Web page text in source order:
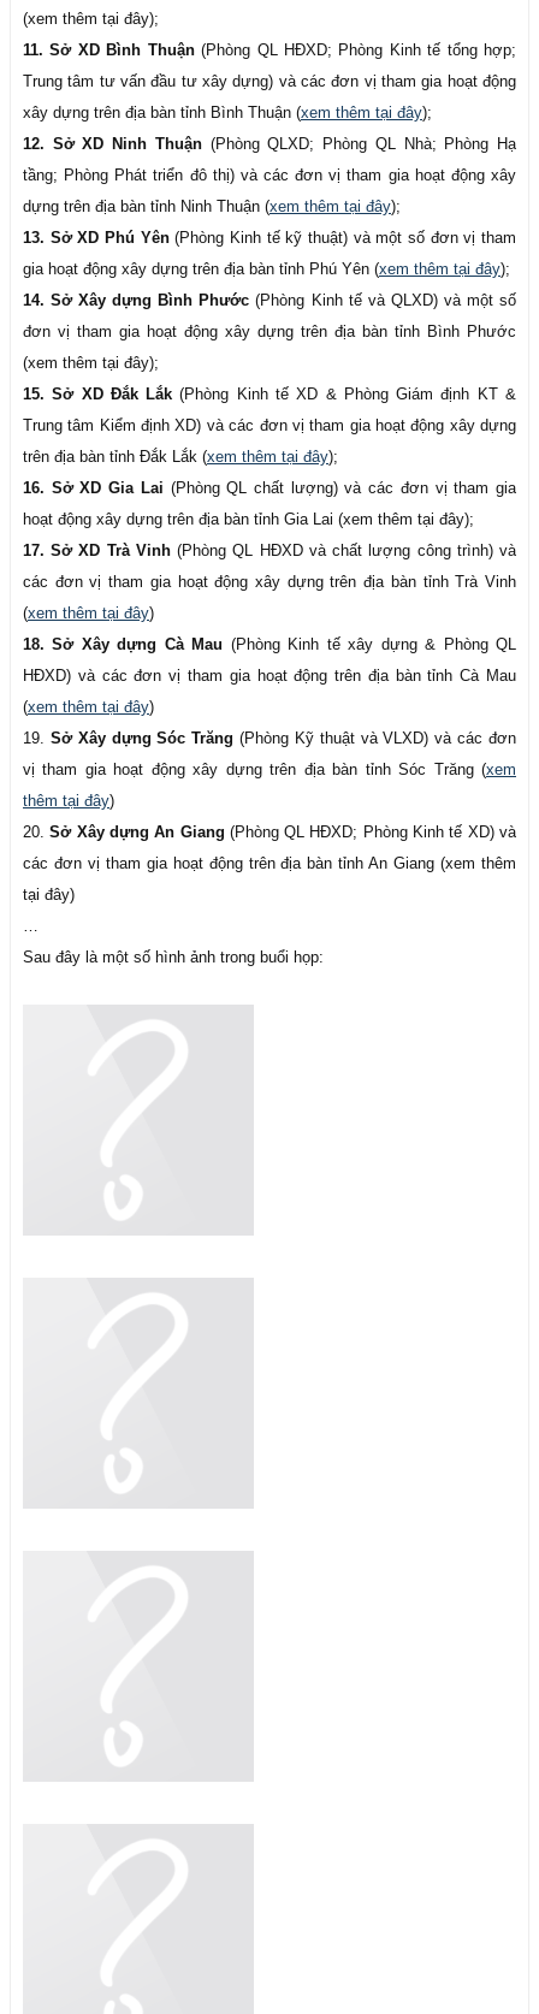
(xem thêm tại đây);
11. Sở XD Bình Thuận(Phòng QL HĐXD; Phòng Kinh tế tổng hợp;
Trung tâm tư vấn đầu tư xây dựng) và các đơn vị tham gia hoạt động
xây dựng trên địa bàn tỉnh Bình Thuận (xem thêm tại đây);
12. Sở XD Ninh Thuận(Phòng QLXD; Phòng QL Nhà; Phòng Hạ
tầng; Phòng Phát triển đô thị) và các đơn vị tham gia hoạt động xây
dựng trên địa bàn tỉnh Ninh Thuận (xem thêm tại đây);
13. Sở XD Phú Yên(Phòng Kinh tế kỹ thuật) và một số đơn vị tham
gia hoạt động xây dựng trên địa bàn tỉnh Phú Yên (xem thêm tại đây);
14. Sở Xây dựng Bình Phước(Phòng Kinh tế và QLXD) và một số
đơn vị tham gia hoạt động xây dựng trên địa bàn tỉnh Bình Phước
(xem thêm tại đây);
15. Sở XD Đắk Lắk (Phòng Kinh tế XD & Phòng Giám định KT &
Trung tâm Kiểm định XD) và các đơn vị tham gia hoạt động xây dựng
trên địa bàn tỉnh Đắk Lắk (xem thêm tại đây);
16. Sở XD Gia Lai (Phòng QL chất lượng) và các đơn vị tham gia
hoạt động xây dựng trên địa bàn tỉnh Gia Lai (xem thêm tại đây);
17. Sở XD Trà Vinh(Phòng QL HĐXD và chất lượng công trình) và
các đơn vị tham gia hoạt động xây dựng trên địa bàn tỉnh Trà Vinh
(xem thêm tại đây)
18. Sở Xây dựng Cà Mau (Phòng Kinh tế xây dựng & Phòng QL
HĐXD) và các đơn vị tham gia hoạt động trên địa bàn tỉnh Cà Mau
(xem thêm tại đây)
19. Sở Xây dựng Sóc Trăng (Phòng Kỹ thuật và VLXD) và các đơn
vị tham gia hoạt động xây dựng trên địa bàn tỉnh Sóc Trăng (xem
thêm tại đây)
20.Sở Xây dựng An Giang (Phòng QL HĐXD; Phòng Kinh tế XD) và
các đơn vị tham gia hoạt động trên địa bàn tỉnh An Giang (xem thêm
tại đây)
…
Sau đây là một số hình ảnh trong buổi họp: